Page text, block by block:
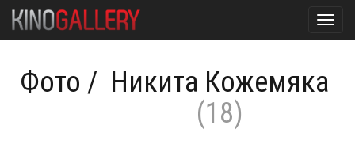
Фото / Никита Кожемяка
(18)